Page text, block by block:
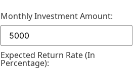
Monthly Investment Amount:
Expected Return Rate (in
Percentage):